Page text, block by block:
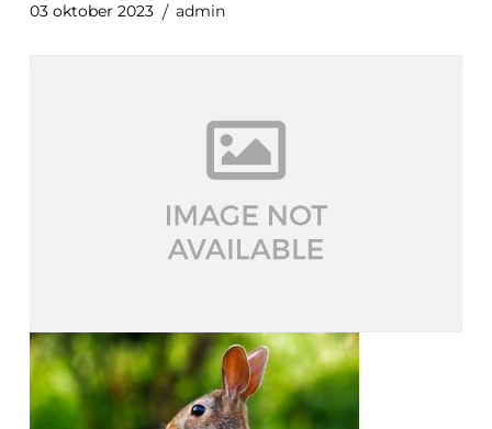
03 oktober 2023 admin